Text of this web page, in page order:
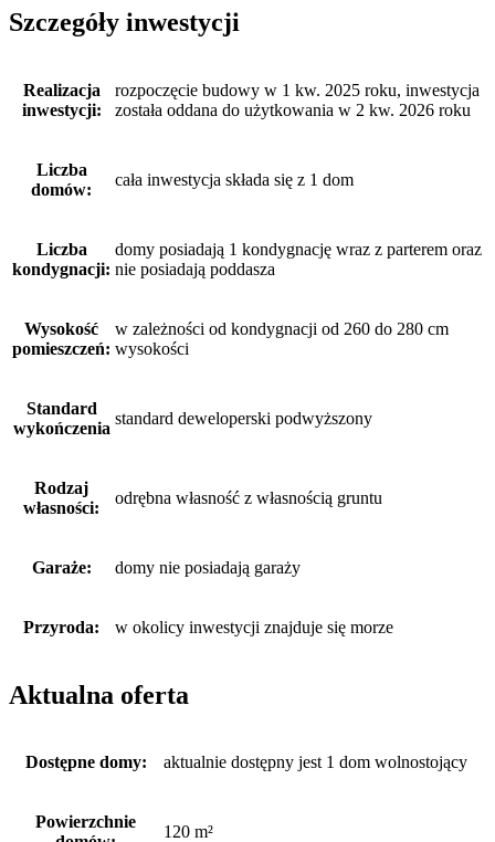
Szczegóły inwestycji
Realizacja
inwestycji:
rozpoczęcie budowy w 1 kw. 2025 roku, inwestycja
została oddana do użytkowania w 2 kw. 2026 roku
Liczba
domów:
cała inwestycja składa się z 1 dom
Liczba
kondygnacji:
domy posiadają 1 kondygnację wraz z parterem oraz
nie posiadają poddasza
Wysokość
pomieszczeń:
w zależności od kondygnacji od 260 do 280 cm
wysokości
Standard
wykończenia
standard deweloperski podwyższony
Rodzaj
własności:
odrębna własność z własnością gruntu
Garaże: domy nie posiadają garaży
Przyroda: w okolicy inwestycji znajduje się morze
Aktualna oferta
Dostępne domy: aktualnie dostępny jest 1 dom wolnostojący
Powierzchnie
120 m²